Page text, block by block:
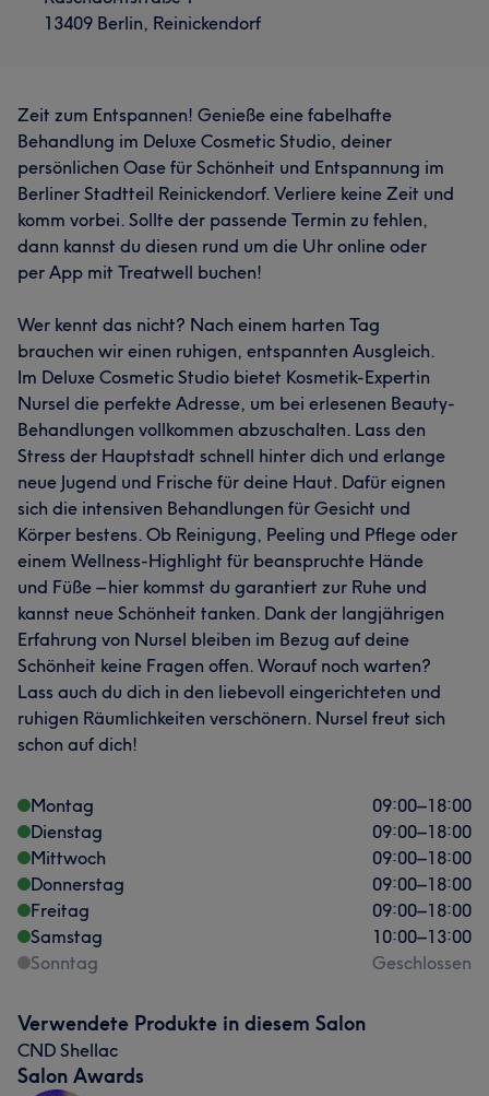
13409 Berlin, Reinickendorf
Zeit zum Entspannen! Genieße eine fabelhafte
Behandlung im Deluxe Cosmetic Studio, deiner
persönlichen Oase für Schönheit und Entspannung im
Berliner Stadtteil Reinickendorf. Verliere keine Zeit und
komm vorbei. Sollte der passende Termin zu fehlen,
dann kannst du diesen rund um die Uhr online oder
per App mit Treatwell buchen!
Wer kennt das nicht? Nach einem harten Tag
brauchen wir einen ruhigen, entspannten Ausgleich.
Im Deluxe Cosmetic Studio bietet Kosmetik-Expertin
Nursel die perfekte Adresse, um bei erlesenen Beauty-
Behandlungen vollkommen abzuschalten. Lass den
Stress der Hauptstadt schnell hinter dich und erlange
neue Jugend und Frische für deine Haut. Dafür eignen
sich die intensiven Behandlungen für Gesicht und
Körper bestens. Ob Reinigung, Peeling und Pflege oder
einem Wellness-Highlight für beanspruchte Hände
und Füße – hier kommst du garantiert zur Ruhe und
kannst neue Schönheit tanken. Dank der langjährigen
Erfahrung von Nursel bleiben im Bezug auf deine
Schönheit keine Fragen offen. Worauf noch warten?
Lass auch du dich in den liebevoll eingerichteten und
ruhigen Räumlichkeiten verschönern. Nursel freut sich
schon auf dich!
Montag 09:00–18:00
Dienstag
09:00–18:00
Mittwoch
09:00–18:00
Donnerstag
09:00–18:00
Freitag
09:00–18:00
Samstag
10:00–13:00
Sonntag
Geschlossen
Verwendete Produkte in diesem Salon
CND Shellac
Salon Awards